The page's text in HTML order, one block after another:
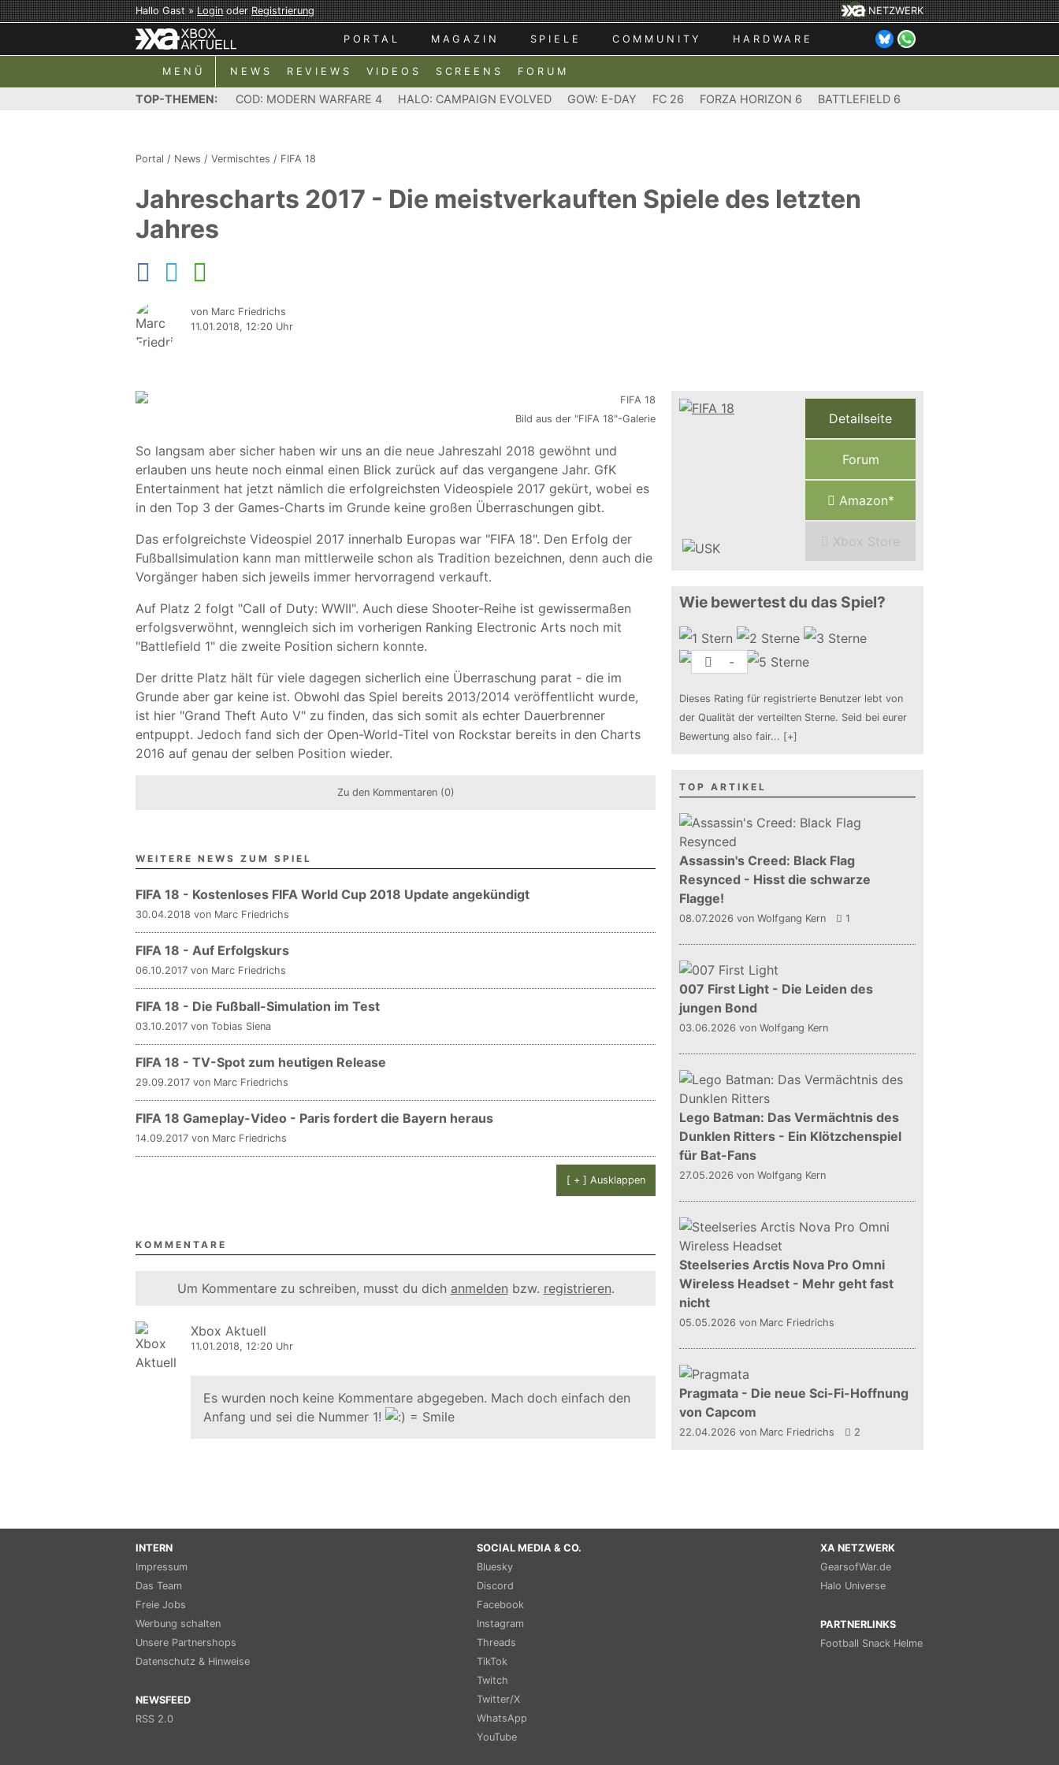
Hallo Gast »LoginoderRegistrierung NETZWERK
PORTAL MAGAZIN SPIELE COMMUNITY HARDWARE
MENÜ NEWS REVIEWS VIDEOS SCREENS FORUM
TOP-THEMEN: COD: MODERN WARFARE 4 HALO: CAMPAIGN EVOLVED GOW: E-DAY FC 26 FORZA HORIZON 6 BATTLEFIELD 6
Portal / News / Vermischtes / FIFA 18
Jahrescharts 2017 - Die meistverkauften Spiele des letzten
Jahres
von Marc Friedrichs
11.01.2018, 12:20 Uhr
Bild aus der "FIFA 18"-Galerie
So langsam aber sicher haben wir uns an die neue Jahreszahl 2018 gewöhnt und
erlauben uns heute noch einmal einen Blick zurück auf das vergangene Jahr. GfK
Entertainment hat jetzt nämlich die erfolgreichsten Videospiele 2017 gekürt, wobei es
in den Top 3 der Games-Charts im Grunde keine großen Überraschungen gibt.
Das erfolgreichste Videospiel 2017 innerhalb Europas war "FIFA 18". Den Erfolg der
Fußballsimulation kann man mittlerweile schon als Tradition bezeichnen, denn auch die
Vorgänger haben sich jeweils immer hervorragend verkauft.
Auf Platz 2 folgt "Call of Duty: WWII". Auch diese Shooter-Reihe ist gewissermaßen
erfolgsverwöhnt, wenngleich sich im vorherigen Ranking Electronic Arts noch mit
"Battlefield 1" die zweite Position sichern konnte.
Der dritte Platz hält für viele dagegen sicherlich eine Überraschung parat - die im
Grunde aber gar keine ist. Obwohl das Spiel bereits 2013/2014 veröffentlicht wurde,
ist hier "Grand Theft Auto V" zu finden, das sich somit als echter Dauerbrenner
entpuppt. Jedoch fand sich der Open-World-Titel von Rockstar bereits in den Charts
2016 auf genau der selben Position wieder.
Zu den Kommentaren (0)
WEITERE NEWS ZUM SPIEL
FIFA 18 - Kostenloses FIFA World Cup 2018 Update angekündigt
30.04.2018 von Marc Friedrichs
FIFA 18 - Auf Erfolgskurs
06.10.2017 von Marc Friedrichs
FIFA 18 - Die Fußball-Simulation im Test
03.10.2017 von Tobias Siena
FIFA 18 - TV-Spot zum heutigen Release
29.09.2017 von Marc Friedrichs
FIFA 18 Gameplay-Video - Paris fordert die Bayern heraus
14.09.2017 von Marc Friedrichs
[ + ] Ausklappen
KOMMENTARE
Um Kommentare zu schreiben, musst du dich anmelden bzw. registrieren.
Xbox Aktuell
11.01.2018, 12:20 Uhr
Es wurden noch keine Kommentare abgegeben. Mach doch einfach den
Anfang und sei die Nummer 1!
Detailseite
Forum
Amazon*
Xbox Store
Wie bewertest du das Spiel?
-
Dieses Rating für registrierte Benutzer lebt von
der Qualität der verteilten Sterne. Seid bei eurer
Bewertung also fair... [+]
TOP ARTIKEL
Assassin's Creed: Black Flag
Resynced - Hisst die schwarze
Flagge!
08.07.2026 von Wolfgang Kern 1
007 First Light - Die Leiden des
jungen Bond
03.06.2026 von Wolfgang Kern
Lego Batman: Das Vermächtnis des
Dunklen Ritters - Ein Klötzchenspiel
für Bat-Fans
27.05.2026 von Wolfgang Kern
Steelseries Arctis Nova Pro Omni
Wireless Headset - Mehr geht fast
nicht
05.05.2026 von Marc Friedrichs
Pragmata - Die neue Sci-Fi-Hoffnung
von Capcom
22.04.2026 von Marc Friedrichs 2
INTERN
Impressum
Das Team
Freie Jobs
Werbung schalten
Unsere Partnershops
Datenschutz & Hinweise
NEWSFEED
RSS 2.0
SOCIAL MEDIA & CO.
Bluesky
Discord
Facebook
Instagram
Threads
TikTok
Twitch
Twitter/X
WhatsApp
YouTube
XA NETZWERK
GearsofWar.de
Halo Universe
PARTNERLINKS
Football Snack Helme